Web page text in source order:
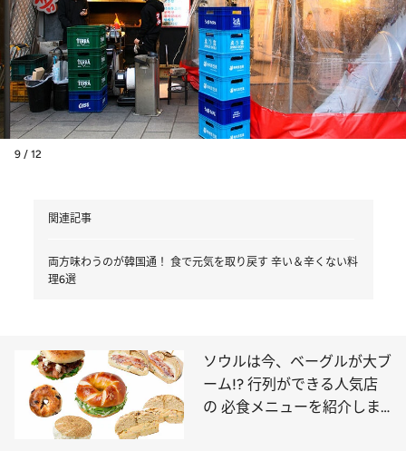
9 / 12
関連記事
両方味わうのが韓国通！ 食で元気を取り戻す 辛い＆辛くない料
理6選
ソウルは今、ベーグルが大ブ
ーム!? 行列ができる人気店
の 必食メニューを紹介しま